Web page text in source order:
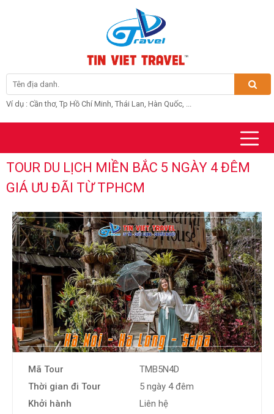
Ví dụ : Cần thơ, Tp Hồ Chí Minh, Thái Lan, Hàn Quốc, ...
TOUR DU LỊCH MIỀN BẮC 5 NGÀY 4 ĐÊM
GIÁ ƯU ĐÃI TỪ TPHCM
Mã Tour
TMB5N4D
Thời gian đi Tour
5 ngày 4 đêm
Khởi hành
Liên hệ